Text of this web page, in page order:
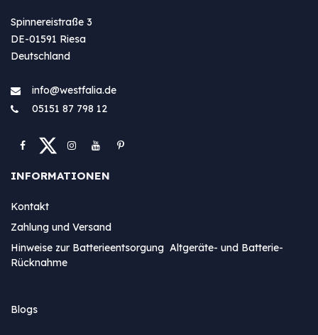
Spinnereistraße 3
DE-01591 Riesa
Deutschland
info@westfa​lia.de
05151 87 798 12
INFORMATIONEN
Kontakt
Zahlung und Versand
Hinweise zur Batterieentsorgung Altgeräte- und Batterie-
Rücknahme
Blogs